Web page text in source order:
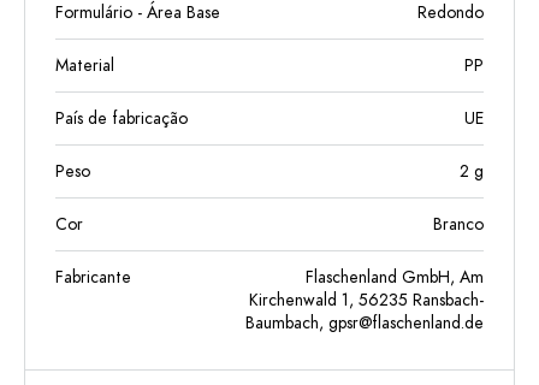
Formulário - Área Base Redondo
Material PP
País de fabricação UE
Peso 2 g
Cor Branco
Fabricante
Flaschenland GmbH, Am
Kirchenwald 1, 56235 Ransbach-
Baumbach, gpsr@flaschenland.de